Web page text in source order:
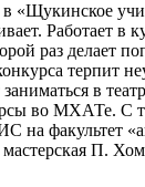
«Щукинское
Работает в
раз делает
терпит
в
во МХАТе. С
на факультет
мастерская П.